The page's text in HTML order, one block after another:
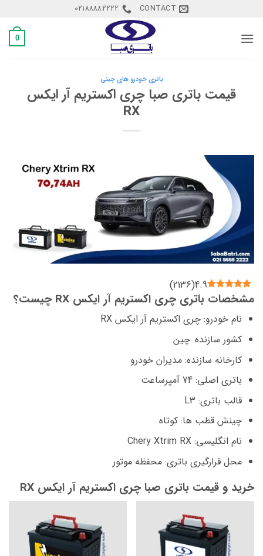
content
CONTACT
02188882222
0
باتری خودرو های چینی
قیمت باتری صبا چری اکستریم آر ایکس
RX
4.9
(
2136
)
مشخصات باتری چری اکستریم آر ایکس RX چیست؟
نام خودرو: چری اکستریم آر ایکس RX
کشور سازنده: چین
کارخانه سازنده: مدیران خودرو
باتری اصلی: 74 آمپرساعت
قالب باتری: L3
چینش قطب ها: کوتاه
نام انگلیسی: Chery Xtrim RX
محل قرارگیری باتری: محفظه موتور
خرید و قیمت باتری صبا چری اکستریم آر ایکس RX